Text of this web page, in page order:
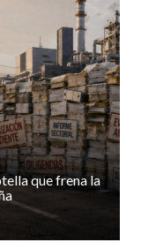
que frena la